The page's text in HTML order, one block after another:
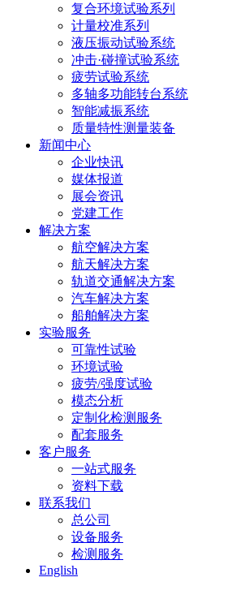
复合环境试验系列
计量校准系列
液压振动试验系统
冲击·碰撞试验系统
疲劳试验系统
多轴多功能转台系统
智能减振系统
质量特性测量装备
新闻中心
企业快讯
媒体报道
展会资讯
党建工作
解决方案
航空解决方案
航天解决方案
轨道交通解决方案
汽车解决方案
船舶解决方案
实验服务
可靠性试验
环境试验
疲劳/强度试验
模态分析
定制化检测服务
配套服务
客户服务
一站式服务
资料下载
联系我们
总公司
设备服务
检测服务
English